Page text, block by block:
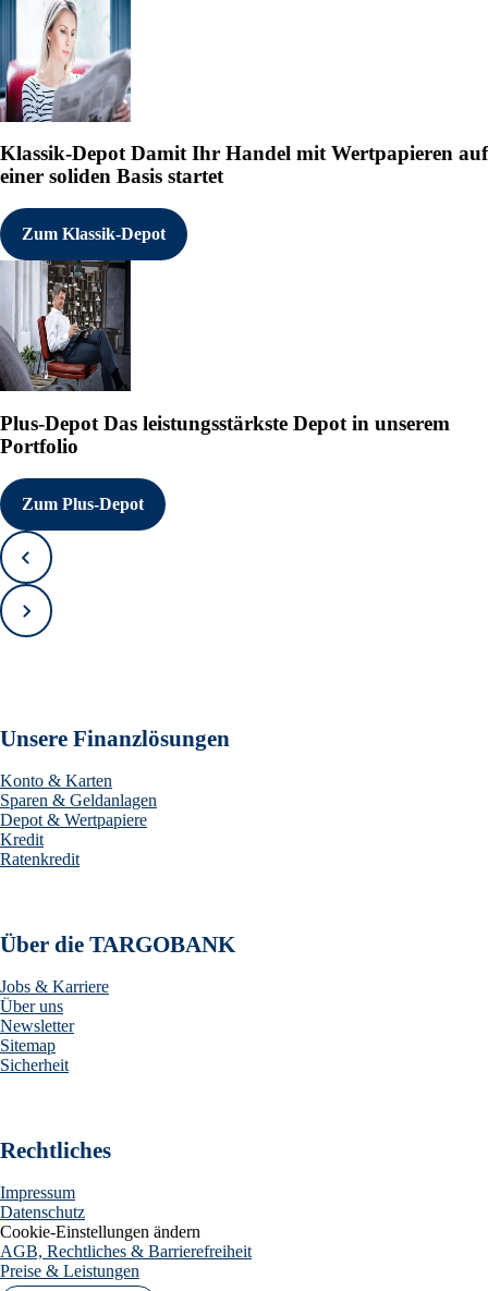
Klassik-DepotDamit Ihr Handel mit Wertpapieren auf
einer soliden Basis startet
Zum Klassik-Depot
Plus-Depot Das leistungsstärkste Depot in unserem
Portfolio
Zum Plus-Depot
Zurück
Vorwärts
Unsere Finanzlösungen
Konto & Karten
Sparen & Geldanlagen
Depot & Wertpapiere
Kredit
Ratenkredit
Über die TARGOBANK
Jobs & Karriere
Über uns
Newsletter
Sitemap
Sicherheit
Rechtliches
Impressum
Datenschutz
Cookie-Einstellungen ändern
AGB, Rechtliches & Barrierefreiheit
Preise & Leistungen